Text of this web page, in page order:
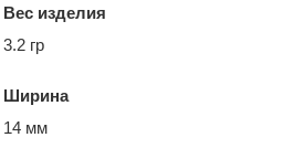
Вес изделия
3.2 гр
Ширина
14 мм